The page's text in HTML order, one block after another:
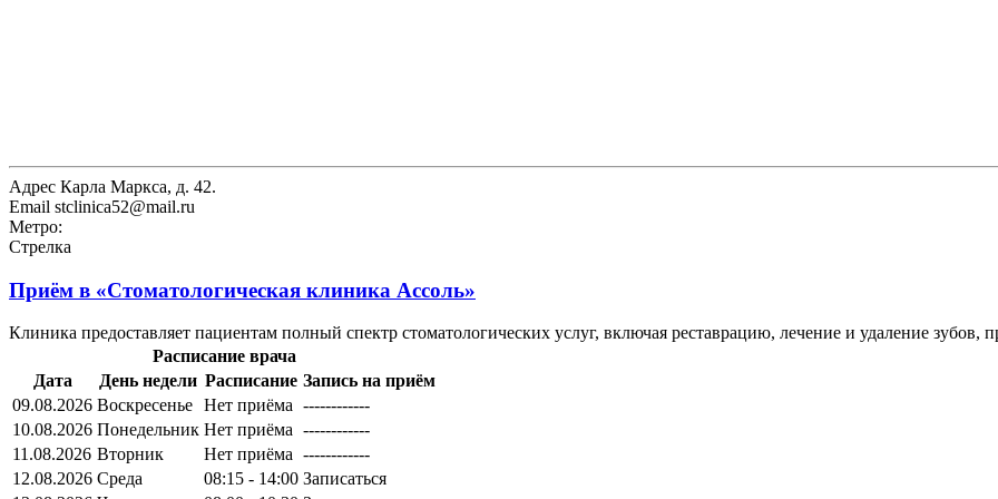
Адрес Карла Маркса, д. 42.
Email stclinica52@mail.ru
Метро:
Стрелка
Приём в «Стоматологическая клиника Ассоль»
Клиника предоставляет пациентам полный спектр стоматологических услуг, включая реставрацию, лечение и удаление зубов,
Расписание врача
Дата
День недели Расписание Запись на приём
09.08.2026 Воскресенье Нет приёма ------------
10.08.2026 Понедельник Нет приёма ------------
11.08.2026 Вторник Нет приёма ------------
12.08.2026 Среда 08:15 - 14:00 Записаться